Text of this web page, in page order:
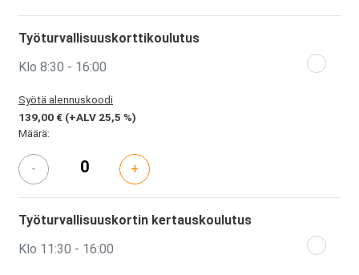
Työturvallisuuskorttikoulutus
Klo 8:30 - 16:00
Syötä alennuskoodi
139,00 € (+ALV 25,5 %)
Määrä:
- +
Työturvallisuuskortin kertauskoulutus
Klo 11:30 - 16:00